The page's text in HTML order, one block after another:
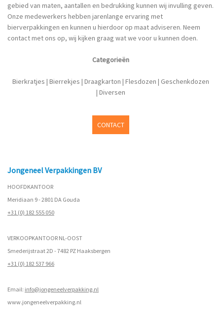
gebied van maten, aantallen en bedrukking kunnen wij invulling geven.
Onze medewerkers hebben jarenlange ervaring met
bierverpakkingen en kunnen u hierdoor op maat adviseren. Neem
contact met ons op, wij kijken graag wat we voor u kunnen doen.
Categorieën
Bierkratjes | Bierrekjes | Draagkarton | Flesdozen | Geschenkdozen
| Diversen
CONTACT
Jongeneel Verpakkingen BV
HOOFDKANTOOR
Meridiaan 9 - 2801 DA Gouda
+31 (0) 182 555 050
VERKOOPKANTOOR NL-OOST
Smederijstraat 2D - 7482 PZ Haaksbergen
+31 (0) 182 537 966
Email: info@jongeneelverpakking.nl
www.jongeneelverpakking.nl